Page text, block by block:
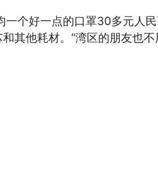
好一点的口罩30多元人
其他耗材。“湾区的朋友也